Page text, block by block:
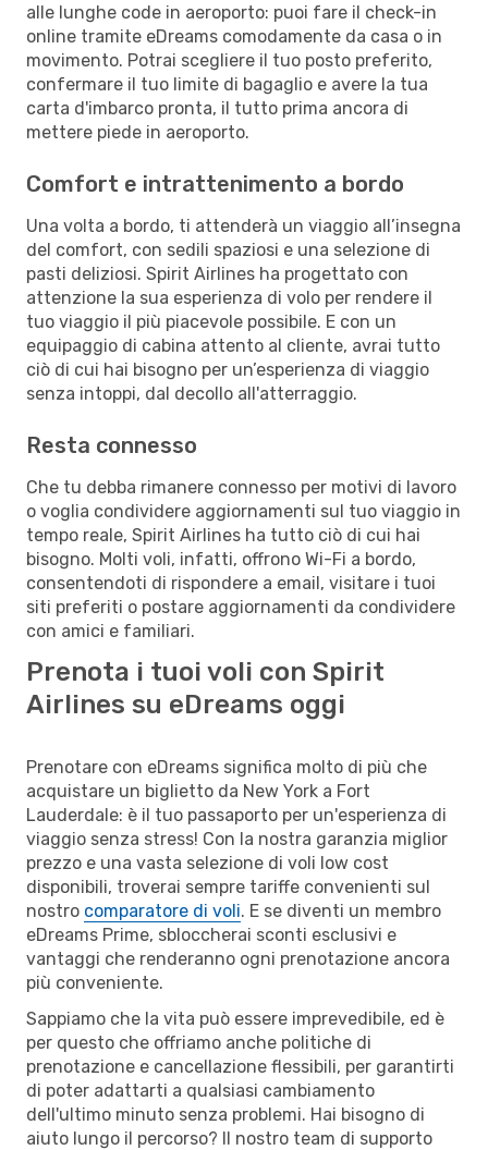
alle lunghe code in aeroporto: puoi fare il check-in
online tramite eDreams comodamente da casa o in
movimento. Potrai scegliere il tuo posto preferito,
confermare il tuo limite di bagaglio e avere la tua
carta d'imbarco pronta, il tutto prima ancora di
mettere piede in aeroporto.
Comfort e intrattenimento a bordo
Una volta a bordo, ti attenderà un viaggio all’insegna
del comfort, con sedili spaziosi e una selezione di
pasti deliziosi. Spirit Airlines ha progettato con
attenzione la sua esperienza di volo per rendere il
tuo viaggio il più piacevole possibile. E con un
equipaggio di cabina attento al cliente, avrai tutto
ciò di cui hai bisogno per un’esperienza di viaggio
senza intoppi, dal decollo all'atterraggio.
Resta connesso
Che tu debba rimanere connesso per motivi di lavoro
o voglia condividere aggiornamenti sul tuo viaggio in
tempo reale, Spirit Airlines ha tutto ciò di cui hai
bisogno. Molti voli, infatti, offrono Wi-Fi a bordo,
consentendoti di rispondere a email, visitare i tuoi
siti preferiti o postare aggiornamenti da condividere
con amici e familiari.
Prenota i tuoi voli con Spirit
Airlines su eDreams oggi
Prenotare con eDreams significa molto di più che
acquistare un biglietto da New York a Fort
Lauderdale: è il tuo passaporto per un'esperienza di
viaggio senza stress! Con la nostra garanzia miglior
prezzo e una vasta selezione di voli low cost
disponibili, troverai sempre tariffe convenienti sul
nostro comparatore di voli. E se diventi un membro
eDreams Prime, sbloccherai sconti esclusivi e
vantaggi che renderanno ogni prenotazione ancora
più conveniente.
Sappiamo che la vita può essere imprevedibile, ed è
per questo che offriamo anche politiche di
prenotazione e cancellazione flessibili, per garantirti
di poter adattarti a qualsiasi cambiamento
dell'ultimo minuto senza problemi. Hai bisogno di
aiuto lungo il percorso? Il nostro team di supporto